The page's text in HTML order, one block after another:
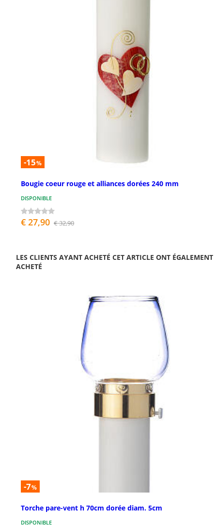
-15%
Bougie coeur rouge et alliances dorées 240 mm
DISPONIBLE
€ 27,90 € 32,90
LES CLIENTS AYANT ACHETÉ CET ARTICLE ONT ÉGALEMENT
ACHETÉ
-7%
Torche pare-vent h 70cm dorée diam. 5cm
DISPONIBLE